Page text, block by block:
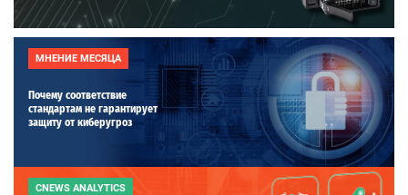
МНЕНИЕ МЕСЯЦА
Почему соответствие
стандартам не гарантирует
защиту от киберугроз
CNEWS ANALYTICS